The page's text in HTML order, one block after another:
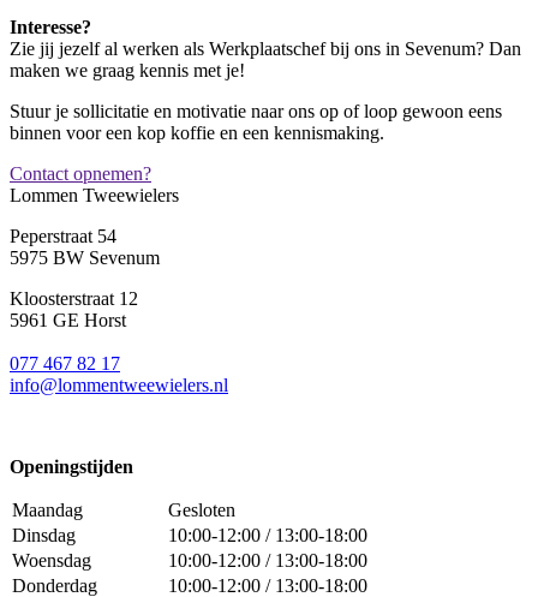
Interesse?
Zie jij jezelf al werken als Werkplaatschef bij ons in Sevenum? Dan
maken we graag kennis met je!
Stuur je sollicitatie en motivatie naar ons op of loop gewoon eens
binnen voor een kop koffie en een kennismaking.
Contact opnemen?
Lommen Tweewielers
Peperstraat 54
5975 BW Sevenum
Kloosterstraat 12
5961 GE Horst
077 467 82 17
info@lommentweewielers.nl
Openingstijden
Maandag
Gesloten
Dinsdag
10:00-12:00 / 13:00-18:00
Woensdag
10:00-12:00 / 13:00-18:00
Donderdag
10:00-12:00 / 13:00-18:00